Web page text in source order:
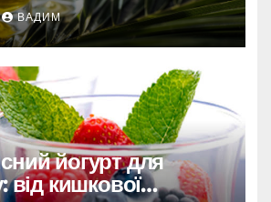
ВАДИМ
йогурт для
від кишкової